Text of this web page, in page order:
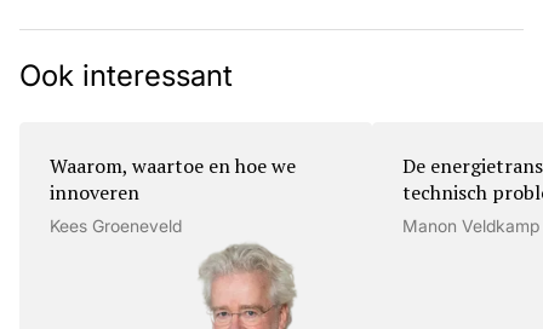
Ook interessant
Waarom, waartoe en hoe we
innoveren
Kees Groeneveld
De
technisch
Manon Veldkamp